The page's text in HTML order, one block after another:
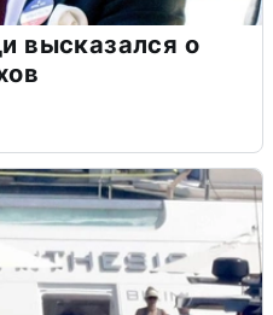
высказался о